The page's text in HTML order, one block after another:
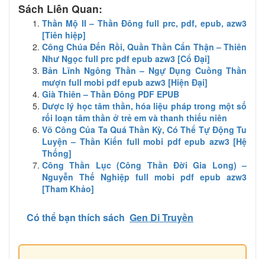
Sách Liên Quan:
Thần Mộ II – Thần Đông full prc, pdf, epub, azw3
[Tiên hiệp]
Công Chúa Đến Rồi, Quần Thần Cẩn Thận – Thiên
Như Ngọc full prc pdf epub azw3 [Cổ Đại]
Bản Lĩnh Ngông Thần – Ngự Dụng Cuồng Thần
mượn full mobi pdf epub azw3 [Hiện Đại]
Già Thiên – Thần Đông PDF EPUB
Dược lý học tâm thần, hóa liệu pháp trong một số
rối loạn tâm thần ở trẻ em và thanh thiếu niên
Võ Công Của Ta Quá Thần Kỳ, Có Thể Tự Động Tu
Luyện – Thần Kiến full mobi pdf epub azw3 [Hệ
Thống]
Công Thần Lục (Công Thần Đời Gia Long) –
Nguyễn Thế Nghiệp full mobi pdf epub azw3
[Tham Khảo]
Có thể bạn thích sách Gen Di Truyền